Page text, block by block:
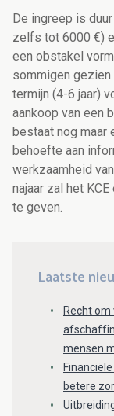
De ingreep is
zelfs tot 6000 €)
een obstakel
sommigen
termijn (4-6 jaar)
aankoop van een
bestaat nog maar
behoefte aan
werkzaamheid
najaar zal het
te geven.
Laatste
Recht
mensen
betere